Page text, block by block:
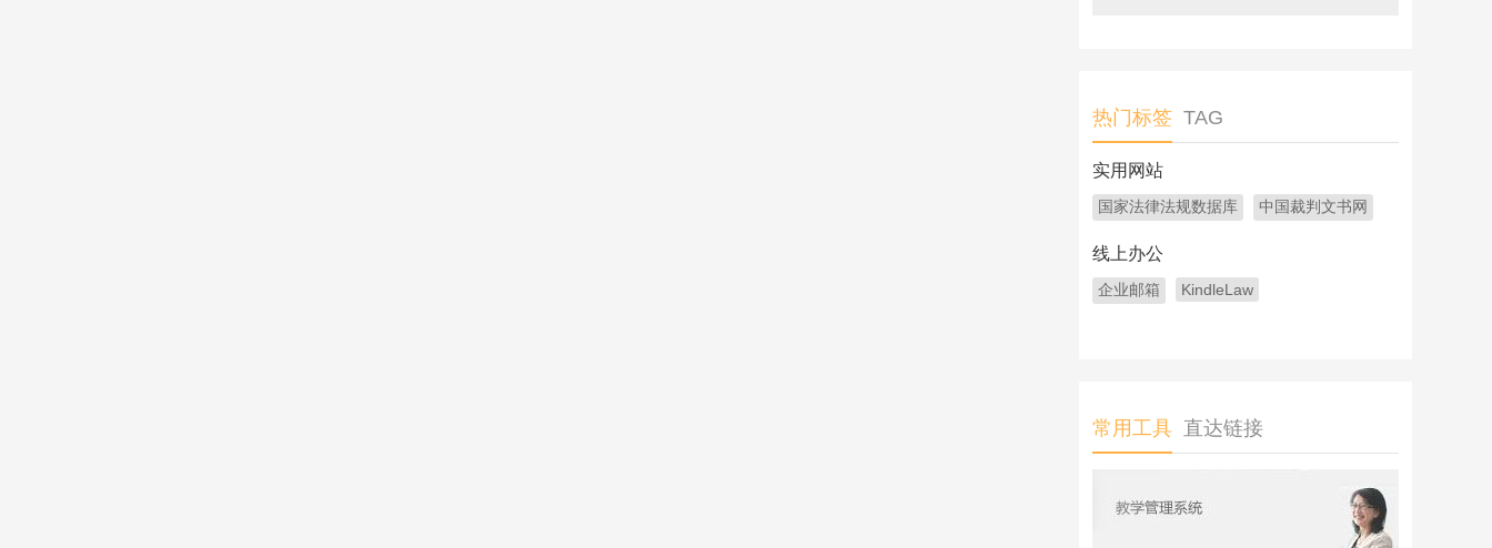
热门标签 TAG
实用网站
国家法律法规数据库 中国裁判文书网
线上办公
企业邮箱 KindleLaw
常用工具 直达链接